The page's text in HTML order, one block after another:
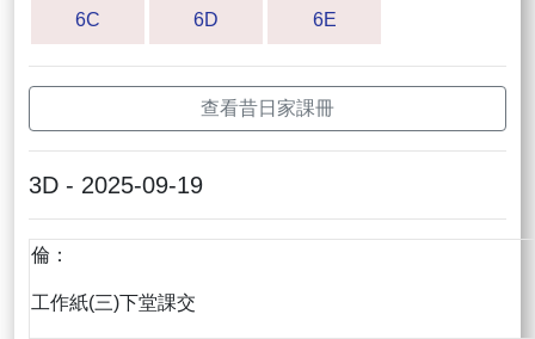
6C 6D 6E
查看昔日家課冊
3D - 2025-09-19
倫：
工作紙(三)下堂課交